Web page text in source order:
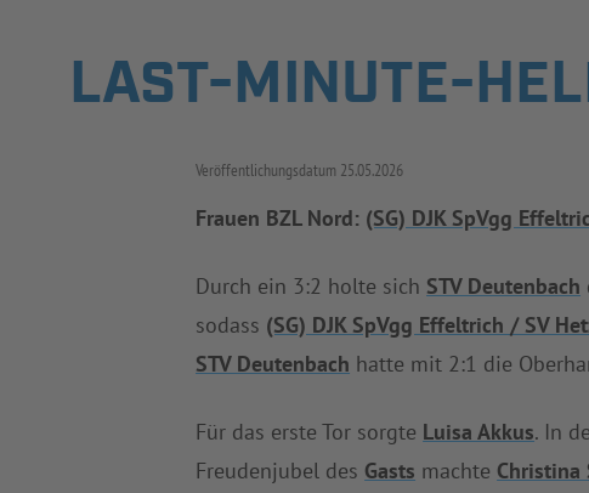
LAST-MINUTE-
Veröffentlichungsdatum 25.05.2026
Frauen BZL Nord: (SG) DJK SpVgg
Durch ein 3:2 holte sich STV Deutenbach
sodass (SG) DJK SpVgg Effeltrich / SV
STV Deutenbach hatte mit 2:1 die
Für das erste Tor sorgte Luisa Akkus. In
Freudenjubel des Gasts machte Christina